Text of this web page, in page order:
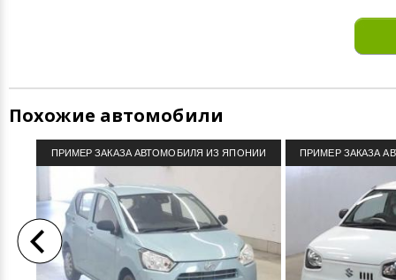
Похожие автомобили
ПРИМЕР ЗАКАЗА АВТОМОБИЛЯ ИЗ ЯПОНИИ ПРИМЕР ЗАКАЗА